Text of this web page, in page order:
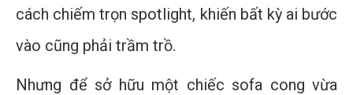
cách chiếm trọn spotlight, khiến bất kỳ ai bước
vào cũng phải trầm trồ.
Nhưng để sở hữu một chiếc sofa cong vừa